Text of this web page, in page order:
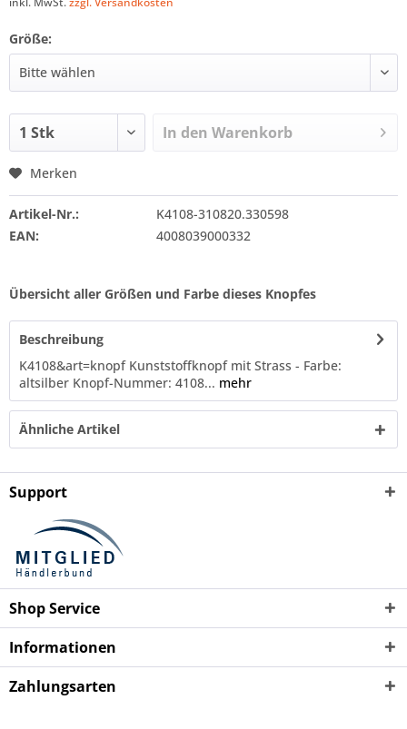
Größe:
In den Warenkorb
Merken
Artikel-Nr.:
K4108-310820.330598
EAN:
4008039000332
Übersicht aller Größen und Farbe dieses Knopfes
Beschreibung
K4108&art=knopf Kunststoffknopf mit Strass - Farbe:
altsilber Knopf-Nummer: 4108... mehr
Ähnliche Artikel
Support
Shop Service
Informationen
Zahlungsarten